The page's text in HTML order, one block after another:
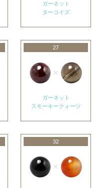
ガーネット
ターコイズ
27
ガーネット
スモーキークォーツ
32